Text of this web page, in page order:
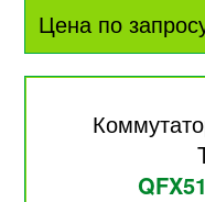
Цена по